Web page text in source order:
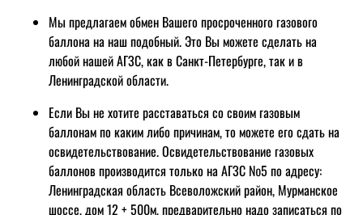
Мы предлагаем обмен Вашего просроченного газового
баллона на наш подобный. Это Вы можете сделать на
любой нашей АГЗС, как в Санкт-Петербурге, так и в
Ленинградской области.
Если Вы не хотите расставаться со своим газовым
баллонам по каким либо причинам, то можете его сдать на
освидетельствование. Освидетельствование газовых
баллонов производится только на АГЗС №5 по адресу:
Ленинградская область Всеволожский район, Мурманское
шоссе, дом 12 + 500м, предварительно надо записаться по